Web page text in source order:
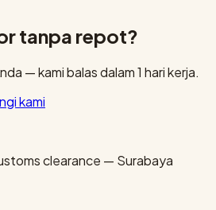
tanpa repot?
— kami balas dalam 1 hari kerja.
kami
clearance — Surabaya